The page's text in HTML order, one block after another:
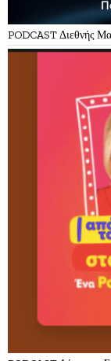
PODCAST Διεθνής